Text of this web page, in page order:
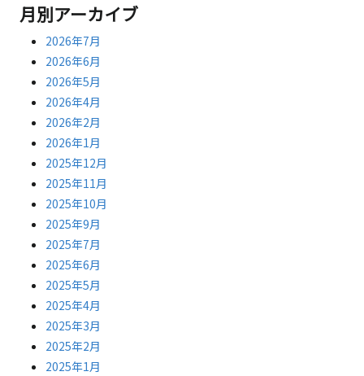
月別アーカイブ
2026年7月
2026年6月
2026年5月
2026年4月
2026年2月
2026年1月
2025年12月
2025年11月
2025年10月
2025年9月
2025年7月
2025年6月
2025年5月
2025年4月
2025年3月
2025年2月
2025年1月